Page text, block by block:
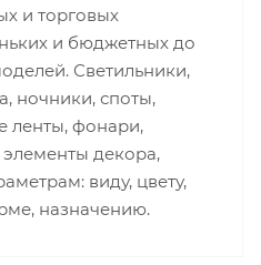
и торговых
и бюджетных до
Светильники,
ночники, споты,
ленты, фонари,
декора,
виду, цвету,
назначению.